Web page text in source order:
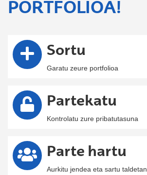
PORTFOLIOA!
Sortu
Garatu zeure portfolioa
Partekatu
Kontrolatu zure pribatutasuna
Parte hartu
Aurkitu jendea eta sartu taldetan